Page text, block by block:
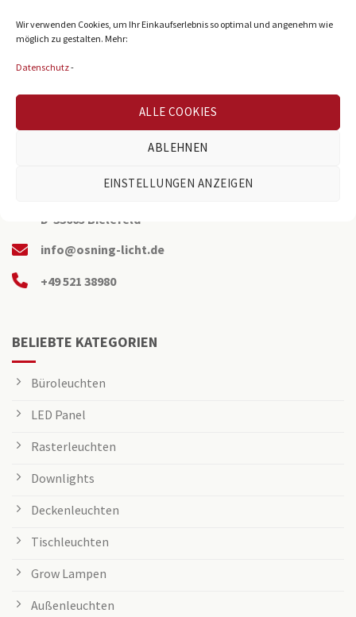
Wir verwenden Cookies, um Ihr Einkaufserlebnis so optimal und angenehm wie
möglich zu gestalten. Mehr:
Datenschutz-
ALLE COOKIES
ABLEHNEN
EINSTELLUNGEN ANZEIGEN
D-33605 Bielefeld
info@osning-licht.de
+49 521 38980
BELIEBTE KATEGORIEN
Büroleuchten
LED Panel
Rasterleuchten
Downlights
Deckenleuchten
Tischleuchten
Grow Lampen
Außenleuchten